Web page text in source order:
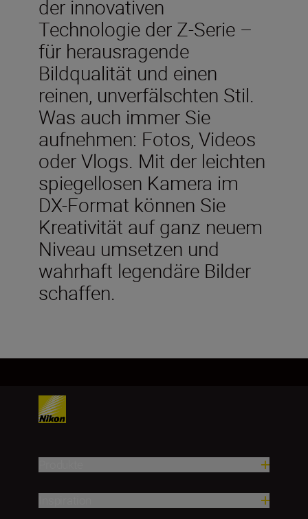
der innovativen
Technologie der Z-Serie –
für herausragende
Bildqualität und einen
reinen, unverfälschten Stil.
Was auch immer Sie
aufnehmen: Fotos, Videos
oder Vlogs. Mit der leichten
spiegellosen Kamera im
DX-Format können Sie
Kreativität auf ganz neuem
Niveau umsetzen und
wahrhaft legendäre Bilder
schaffen.